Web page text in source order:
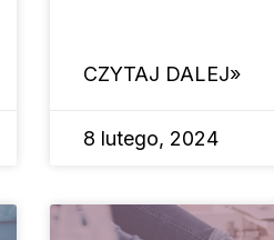
CZYTAJ DALEJ»
8 lutego, 2024